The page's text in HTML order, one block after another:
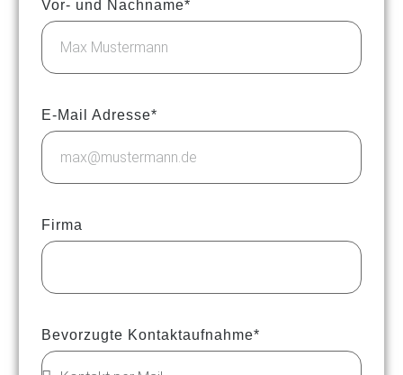
Vor- und Nachname*
E-Mail Adresse*
Firma
Bevorzugte Kontaktaufnahme*